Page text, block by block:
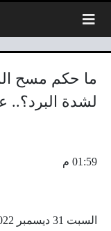
ما حكم مسح
لشدة
01:59 م
السبت 31 ديسمبر 2022